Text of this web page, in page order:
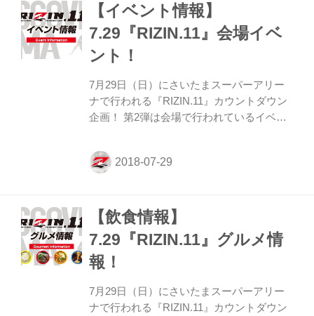
は、あまり覚えていなくて、やられた事だ
け覚えていますね。まぁテイクダウンは取
れて良かったと思います。タックルは自身
持っていく事が大事かなって思ったので、
たです。 ――試合終了間際でも危険を冒し
て腕十字を狙いに行きましたね。 浅倉 あ
まり覚...
【イベント情報】
7.29『RIZIN.11』会場イベ
ント！
7月29日（日）にさいたまスーパーアリー
ナで行われる『RIZIN.11』カウントダウン
企画！ 第2弾は会場で行われているイベン
ースなど各所で様々なイベントが行われる
予定。是非、会場で選手たちと触れ合お
5,000円以上購入をされた方に限り、先着限
定100名様に那須川天心、朝倉海、真珠・
野沢オークライヤーの3人と握手ができる
整理券を配布！ 【先行販売情報】 ファン
般先行販売：12時00分～13時00分 ◆握手
券 配布日時：7月...
【飲食情報】
7.29『RIZIN.11』グルメ情
報！
7月29日（日）にさいたまスーパーアリー
ナで行われる『RIZIN.11』カウントダウン